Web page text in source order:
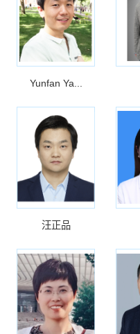
Yunfan Ya...
汪正品